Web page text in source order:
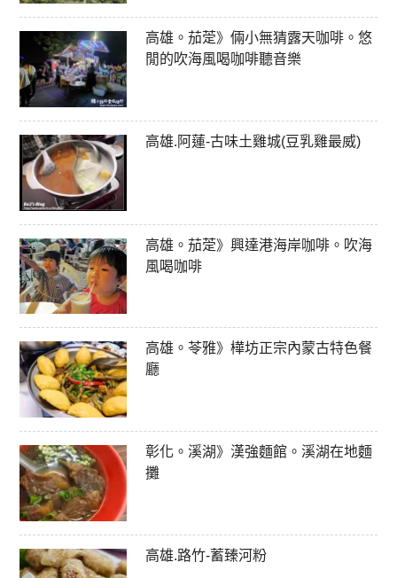
高雄。茄萣》倆小無猜露天咖啡。悠
閒的吹海風喝咖啡聽音樂
高雄.阿蓮-古味土雞城(豆乳雞最威)
高雄。茄萣》興達港海岸咖啡。吹海
風喝咖啡
高雄。苓雅》樺坊正宗內蒙古特色餐
廳
彰化。溪湖》漢強麵館。溪湖在地麵
攤
高雄.路竹-蓄臻河粉